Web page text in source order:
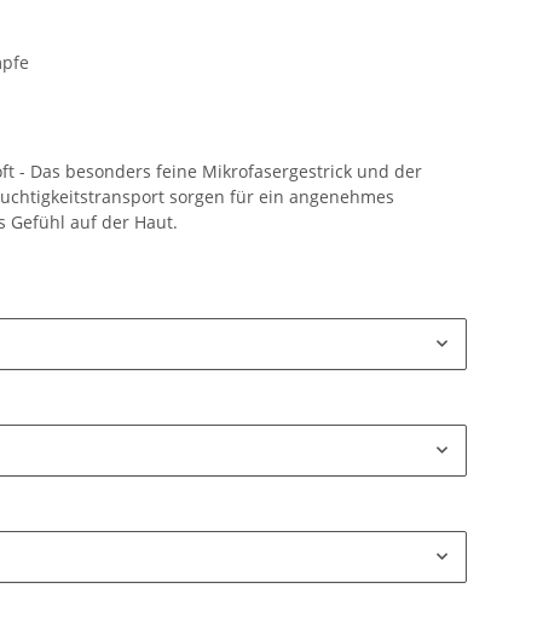
- Das besonders feine Mikrofasergestrick und der
sorgen für ein angenehmes
Gefühl auf der Haut.